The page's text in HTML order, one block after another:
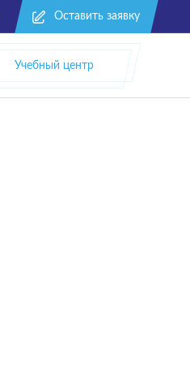
Оставить заявку
Учебный центр